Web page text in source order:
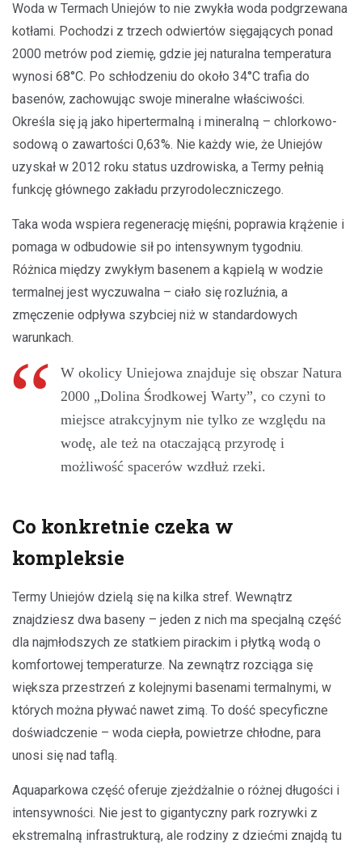
Woda w Termach Uniejów to nie zwykła woda podgrzewana
kotłami. Pochodzi z trzech odwiertów sięgających ponad
2000 metrów pod ziemię, gdzie jej naturalna temperatura
wynosi 68°C. Po schłodzeniu do około 34°C trafia do
basenów, zachowując swoje mineralne właściwości.
Określa się ją jako hipertermalną i mineralną – chlorkowo-
sodową o zawartości 0,63%. Nie każdy wie, że Uniejów
uzyskał w 2012 roku status uzdrowiska, a Termy pełnią
funkcję głównego zakładu przyrodoleczniczego.
Taka woda wspiera regenerację mięśni, poprawia krążenie i
pomaga w odbudowie sił po intensywnym tygodniu.
Różnica między zwykłym basenem a kąpielą w wodzie
termalnej jest wyczuwalna – ciało się rozluźnia, a
zmęczenie odpływa szybciej niż w standardowych
warunkach.
W okolicy Uniejowa znajduje się obszar Natura
2000 „Dolina Środkowej Warty”, co czyni to
miejsce atrakcyjnym nie tylko ze względu na
wodę, ale też na otaczającą przyrodę i
możliwość spacerów wzdłuż rzeki.
Co konkretnie czeka w
kompleksie
Termy Uniejów dzielą się na kilka stref. Wewnątrz
znajdziesz dwa baseny – jeden z nich ma specjalną część
dla najmłodszych ze statkiem pirackim i płytką wodą o
komfortowej temperaturze. Na zewnątrz rozciąga się
większa przestrzeń z kolejnymi basenami termalnymi, w
których można pływać nawet zimą. To dość specyficzne
doświadczenie – woda ciepła, powietrze chłodne, para
unosi się nad taflą.
Aquaparkowa część oferuje zjeżdżalnie o różnej długości i
intensywności. Nie jest to gigantyczny park rozrywki z
ekstremalną infrastrukturą, ale rodziny z dziećmi znajdą tu